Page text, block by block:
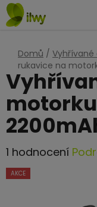
Přejít
na
Domů /
rukavice na
motorku
Průměrné
hodnocení
1 hodnocení
AKCE